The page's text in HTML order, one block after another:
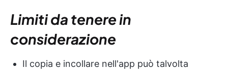
Limiti da tenere in
considerazione
Il copia e incollare nell'app può talvolta